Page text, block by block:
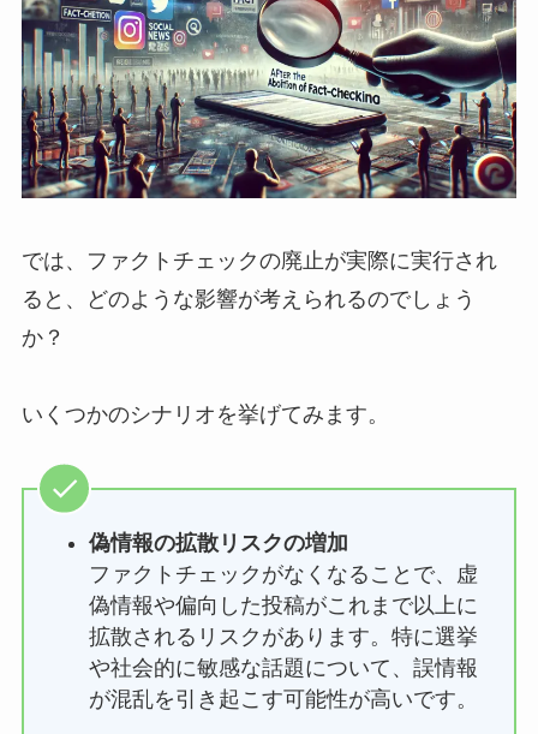
では、ファクトチェックの廃止が実際に実行され
ると、どのような影響が考えられるのでしょう
か？
いくつかのシナリオを挙げてみます。
偽情報の拡散リスクの増加
ファクトチェックがなくなることで、虚
偽情報や偏向した投稿がこれまで以上に
拡散されるリスクがあります。特に選挙
や社会的に敏感な話題について、誤情報
が混乱を引き起こす可能性が高いです。